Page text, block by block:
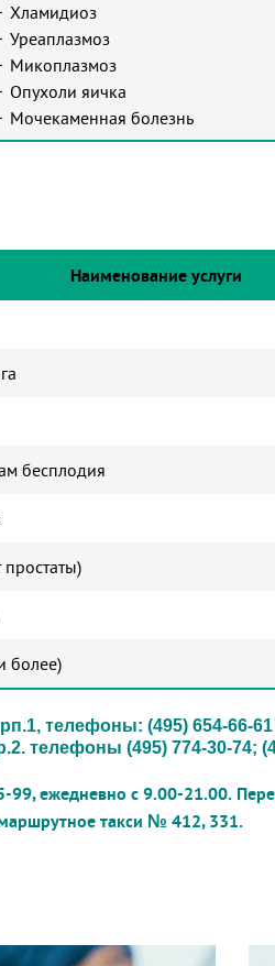
Хламидиоз
Уреаплазмоз
Микоплазмоз
Опухоли яичка
Мочекаменная болезнь
Наименование услуги
бесплодия
простаты)
более)
телефоны: (495) 654-66-61
телефоны (495) 774-30-74;
99, ежедневно с 9.00-21.00.
такси № 412, 331.